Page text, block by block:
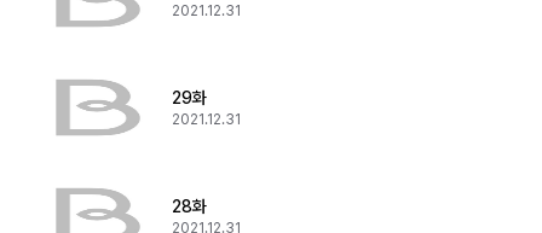
2021.12.31
29화
2021.12.31
28화
2021.12.31